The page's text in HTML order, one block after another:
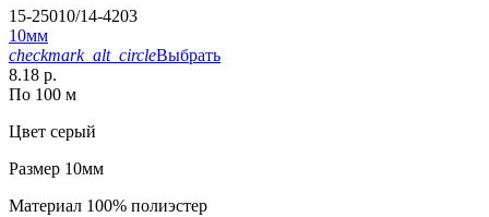
15-25010/14-4203
10мм
checkmark_alt_circleВыбрать
8.18 р.
По 100 м
Цвет серый
Размер 10мм
Материал 100% полиэстер